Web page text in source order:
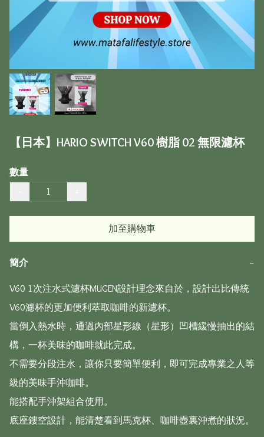
【日本】HARIO SWITCH V60 樹脂 02 無限濾杯
數量
加至購物車
簡介 −
V60 1次注水式濾杯MUGEN設計理念來自於，設計出比傳統
V60濾杯的更加便利萃取咖啡的新濾杯。
當倒入熱水時，通過內部星形線（星形）凹槽緩慢抽出的結
構，一杯美味的咖啡就此完成。
不需要分段注水，讓你只要簡單便利，即可完成專業之人等
級的美味手沖咖啡。
能搭配手沖架組合使用。
底座鏤空設計，能清楚看到馬克杯、咖啡壺裏沖煮的狀況。